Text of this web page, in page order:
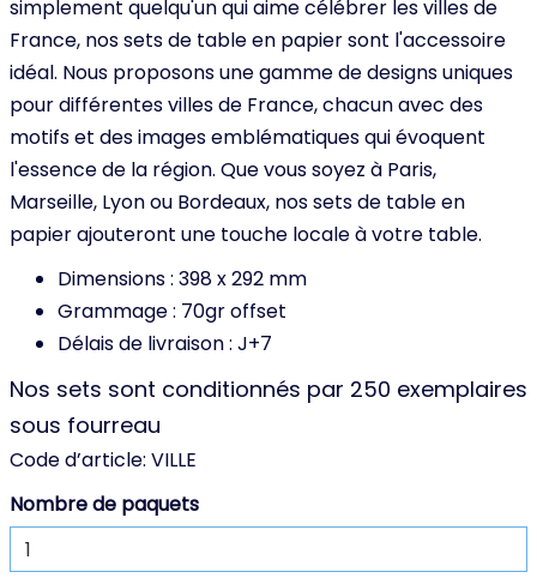
simplement quelqu'un qui aime célébrer les villes de
France, nos sets de table en papier sont l'accessoire
idéal. Nous proposons une gamme de designs uniques
pour différentes villes de France, chacun avec des
motifs et des images emblématiques qui évoquent
l'essence de la région. Que vous soyez à Paris,
Marseille, Lyon ou Bordeaux, nos sets de table en
papier ajouteront une touche locale à votre table.
Dimensions : 398 x 292 mm
Grammage : 70gr offset
Délais de livraison : J+7
Nos sets sont conditionnés par 250 exemplaires
sous fourreau
Code d’article: VILLE
Nombre de paquets